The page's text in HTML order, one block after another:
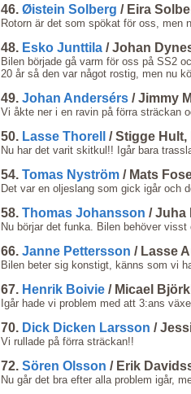
46. Øistein Solberg / Eira
Rotorn är det som spökat för oss, men
48. Esko Junttila / Johan
Bilen började gå varm för oss på SS2
20 år så den var något rostig, men nu
49. Johan Andersérs / Jimmy
Vi åkte ner i en ravin på förra sträckan
50. Lasse Thorell / Stigge Hult,
Nu har det varit skitkul!! Igår bara
54. Tomas Nyström / Mats
Det var en oljeslang som gick igår och
58. Thomas Johansson / Juha
Nu börjar det funka. Bilen behöver
66. Janne Pettersson / Lasse
Bilen beter sig konstigt, känns som vi
67. Henrik Boivie / Micael
Igår hade vi problem med att 3:ans
70. Dick Dicken Larsson /
Vi rullade på förra sträckan!!
72. Sören Olsson / Erik
Nu går det bra efter alla problem igår,